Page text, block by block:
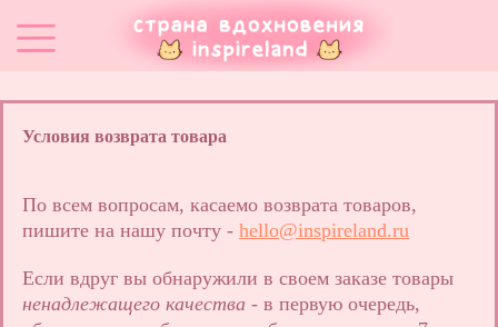
Условия возврата товара
По всем вопросам, касаемо возврата товаров,
пишите на нашу почту - hello@inspireland.ru
Если вдруг вы обнаружили в своем заказе товары
ненадлежащего качества - в первую очередь,